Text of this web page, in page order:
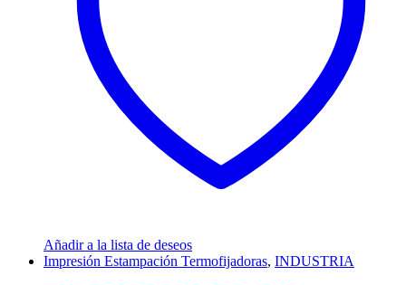
Añadir a la lista de deseos
Impresión Estampación Termofijadoras, INDUSTRIA